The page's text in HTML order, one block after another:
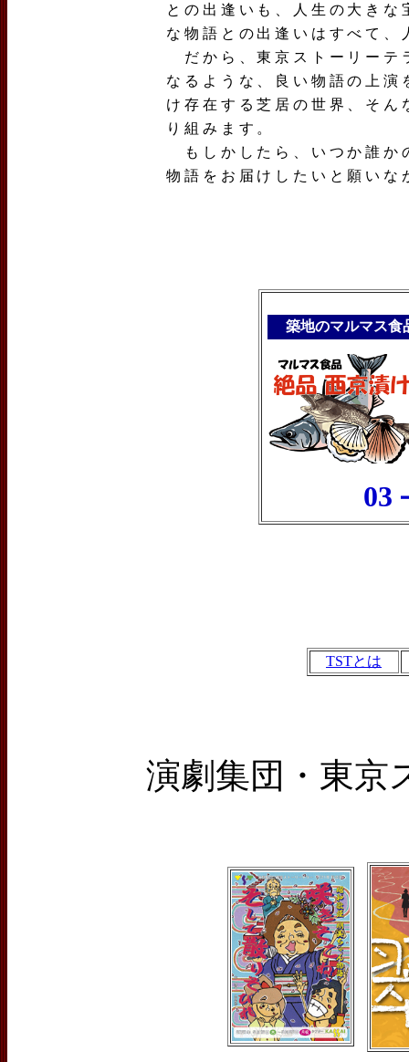
との出逢いも、人生の大き
な物語との出逢いはすべて
だから、東京ストーリーテ
なるような、良い物語の上
け存在する芝居の世界、そ
り組みます。
もしかしたら、いつか誰か
物語をお届けしたいと願いな
築地のマルマス
03－
TSTとは
演劇集団・東京